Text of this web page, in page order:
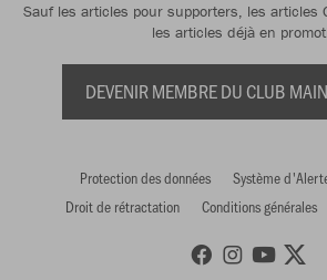
Sauf les articles pour supporters, les articles
les articles déjà en
DEVENIR MEMBRE DU CLUB
Protection des données
Système
Droit de rétractation
Conditions générales